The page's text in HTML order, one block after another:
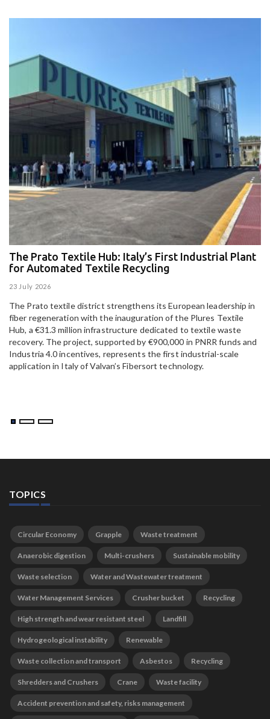
The Prato Textile Hub: Italy’s First Industrial Plant
for Automated Textile Recycling
23 July 2026
The Prato textile district strengthens its European leadership in
fiber regeneration with the inauguration of the Plures Textile
Hub, a €31.3 million infrastructure dedicated to textile waste
recovery. The project, supported by €900,000 in PNRR funds and
Industria 4.0 incentives, represents the first industrial-scale
application in Italy of Valvan’s Fibersort technology.
TOPICS
Circular Economy Grapple Waste treatment
Anaerobic digestion Multi-crushers Sustainable mobility
Waste selection Water and Wastewater treatment
Water Management Services Crusher bucket Recycling
High strength and wear resistant steel Landfill
Hydrogeological instability Renewable
Waste collection and transport Asbestos Recycling
Shredders and Crushers Crane Waste facility
Accident prevention and safety, risks management